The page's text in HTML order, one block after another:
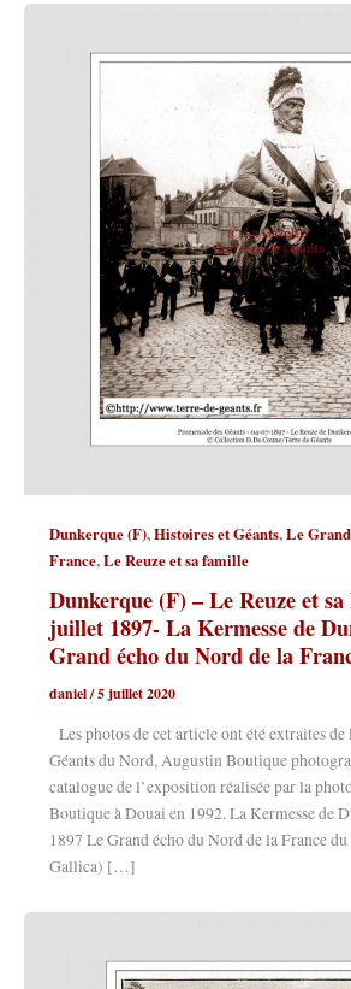
Dunkerque (F),Histoires et Géants,Le
France,Le Reuze et sa famille
Dunkerque (F) – Le Reuze et
juillet 1897- La Kermesse de
Grand écho du Nord de la
daniel/5 juillet 2020
Les photos de cet article ont été extraites de
Géants du Nord, Augustin Boutique
catalogue de l’exposition réalisée par la
Boutique à Douai en 1992. La Kermesse de
1897 Le Grand écho du Nord de la France
Gallica) […]